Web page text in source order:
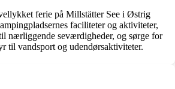
ferie på Millstätter See i Østrig
faciliteter og aktiviteter,
nærliggende seværdigheder, og sørge for
til vandsport og udendørsaktiviteter.